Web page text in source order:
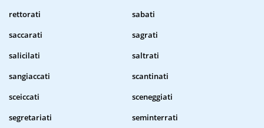
rettorati
sabati
saccarati
sagrati
salicilati
saltrati
sangiaccati
scantinati
sceiccati
sceneggiati
segretariati
seminterrati